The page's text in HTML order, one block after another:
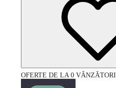
OFERTE DE LA 0 VÂNZĂTORI